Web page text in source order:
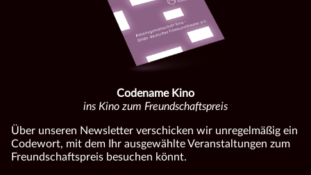
Codename Kino
ins Kino zum Freundschaftspreis
Über unseren Newsletter verschicken wir unregelmäßig ein
Codewort, mit dem Ihr ausgewählte Veranstaltungen zum
Freundschaftspreis besuchen könnt.